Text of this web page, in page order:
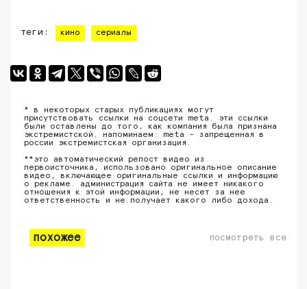
теги: кино сериалы
* в некоторых старых публикациях могут
присутствовать ссылки на соцсети meta. эти ссылки
были оставлены до того, как компания была признана
экстремистской. напоминаем: meta - запрещенная в
россии экстремистская организация.
**это автоматический репост видео из
первоисточника, использовано оригинальное описание
видео, включающее оригинальные ссылки и информацию
о рекламе. администрация сайта не имеет никакого
отношения к этой информации, не несет за нее
ответственность и не получает какого либо дохода.
похожее посмотреть все